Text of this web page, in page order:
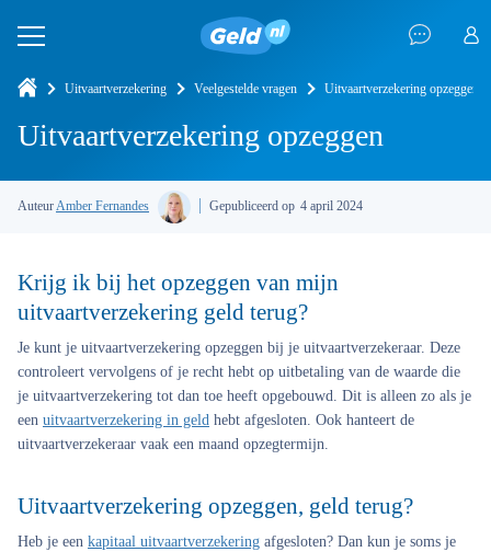
Uitvaartverzekering Veelgestelde vragen Uitvaartverzekering opzeggen
Uitvaartverzekering opzeggen
Auteur Amber Fernandes Gepubliceerd op 4 april 2024
Krijg ik bij het opzeggen van mijn
uitvaartverzekering geld terug?
Je kunt je uitvaartverzekering opzeggen bij je uitvaartverzekeraar. Deze
controleert vervolgens of je recht hebt op uitbetaling van de waarde die
je uitvaartverzekering tot dan toe heeft opgebouwd. Dit is alleen zo als je
een uitvaartverzekering in geld hebt afgesloten. Ook hanteert de
uitvaartverzekeraar vaak een maand opzegtermijn.
Uitvaartverzekering opzeggen, geld terug?
Heb je een kapitaal uitvaartverzekering afgesloten? Dan kun je soms je